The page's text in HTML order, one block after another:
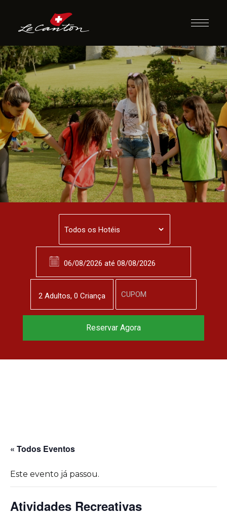
Atividades
Recreativas
« Todos Eventos
Este evento já passou.
Atividades Recreativas
2 Adultos, 0 Criança
Reservar Agora